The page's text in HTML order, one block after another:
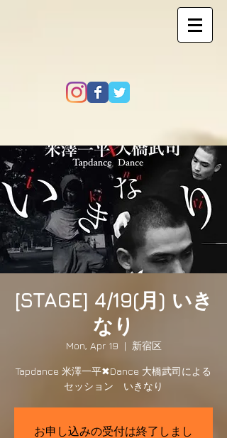
[STAGE] 4/19(月) いき
なり
Mon, Apr 19
  |
新宿区
Tapdance 米澤一平✖︎Dance 大橋武司による
セッション いきなり
お申し込みの受付は終了しまし